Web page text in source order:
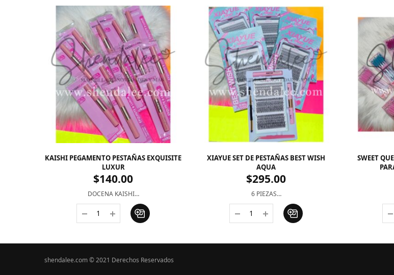
KAISHI PEGAMENTO PESTAÑAS EXQUISITE
LUXUR
$140.00
DOCENA KAISHI…
XIAYUE SET DE PESTAÑAS BEST WISH
AQUA
$295.00
6 PIEZAS…
SWEET
shendalee.com © 2021 Derechos Reservados